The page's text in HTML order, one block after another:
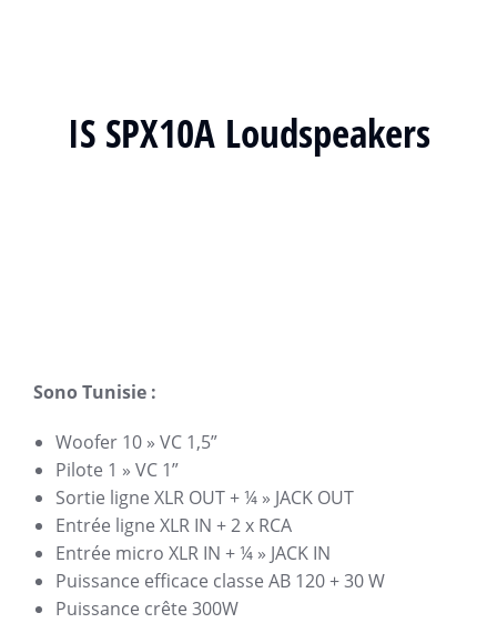
IS SPX10A Loudspeakers
Sono Tunisie :
Woofer 10 » VC 1,5”
Pilote 1 » VC 1”
Sortie ligne XLR OUT + ¼ » JACK OUT
Entrée ligne XLR IN + 2 x RCA
Entrée micro XLR IN + ¼ » JACK IN
Puissance efficace classe AB 120 + 30 W
Puissance crête 300W